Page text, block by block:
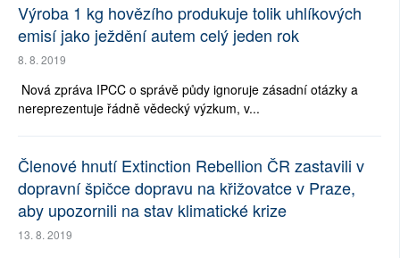
Výroba 1 kg hovězího produkuje tolik uhlíkových
emisí jako ježdění autem celý jeden rok
8. 8. 2019
Nová zpráva IPCC o správě půdy ignoruje zásadní otázky a
nereprezentuje řádně vědecký výzkum, v...
Členové hnutí Extinction Rebellion ČR zastavili v
dopravní špičce dopravu na křižovatce v Praze,
aby upozornili na stav klimatické krize
13. 8. 2019